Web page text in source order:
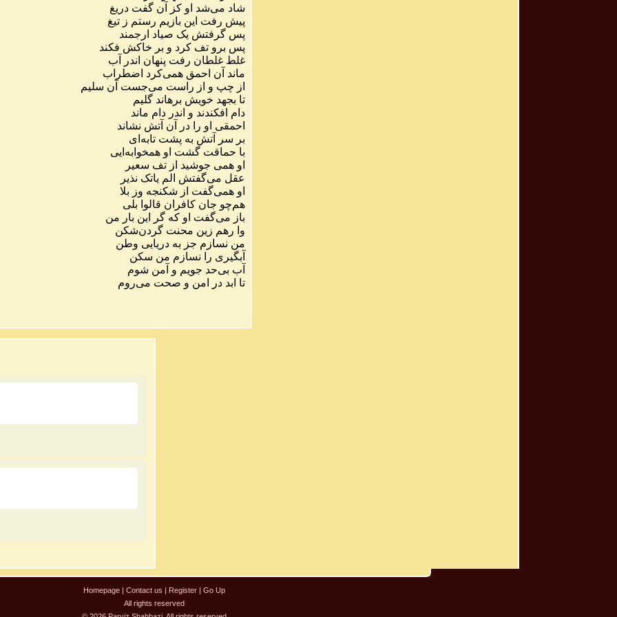
شاد میشد او کز آن گفت دریغ
پیش رفت این بازیم رستم ز تیغ
پس گرفتش یک صیاد ارجمند
پس برو تف کرد و بر خاکش فکند
غلط غلطان رفت پنهان اندر
آب
ماند آن احمق همیکرد اضطراب
از چپ و از راست میجست آن سلیم
تا بجهد خویش برهاند گلیم
دام افکندند و اندر دام ماند
احمقی او را در آن آتش نشاند
بر سر آتش به پشت تابه ای
با حماقت گشت او همخوابه ایی
او همی جوشید از تف سعیر
عقل میگفتش الم یاتک نذیر
او همیگفت از شکنجه وز بلا
همچو جان کافران قالوا بلی
باز میگفت او که گر این بار من
وا رهم زین محنت گردنشکن
من نسازم جز به دریایی وطن
آبگیری را نسازم من سکن
آب بیحد جویم و آمن شوم
تا ابد در امن و صحت میروم
Homepage | Contact us | Register | Go Up
All rights reserved